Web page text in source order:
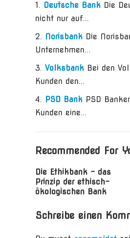
Deutsche Bank Die
nicht nur auf...
Norisbank Die
Unternehmen...
Volksbank Bei den
Kunden den...
PSD Bank PSD
Kunden eine...
Recommended For
Die Ethikbank – das
Prinzip der ethisch-
ökologischen Bank
Schreibe einen